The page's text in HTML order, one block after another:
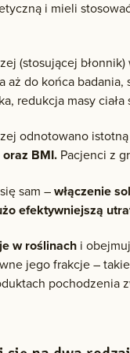
i mieli
(stosującej
aż do końca
redukcja masy
odnotowano istotną
BMI. Pacjenci z
sam –włączenie
efektywniejszą
w roślinach i
jego frakcje –
pochodzenia